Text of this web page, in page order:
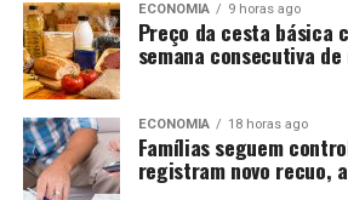
Comentários
RELATED TOPICS:
DROGAS
INCAPAZ MATO
MATO-
MATOGROSSO
MILITAR MT
PRENDE
SUSPEITAS TRÁFICO TRÊS
ECONOMIA 9 horas ago
Preço da cesta básica
semana consecutiva
ECONOMIA 18 horas ago
Famílias seguem
registram novo recuo,